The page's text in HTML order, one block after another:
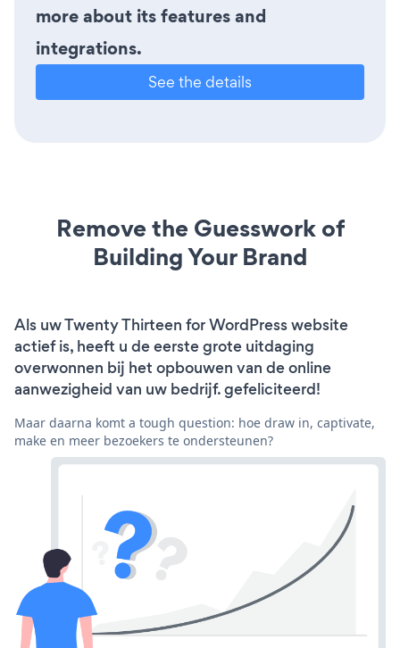
more about its features and
integrations.
See the details
Remove the Guesswork of
Building Your Brand
Als uw Twenty Thirteen for WordPress website
actief is, heeft u de eerste grote uitdaging
overwonnen bij het opbouwen van de online
aanwezigheid van uw bedrijf. gefeliciteerd!
Maar daarna komt a tough question: hoe draw in, captivate,
make en meer bezoekers te ondersteunen?